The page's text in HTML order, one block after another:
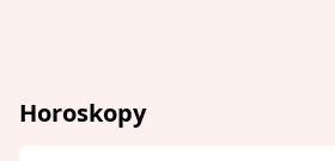
Horoskopy